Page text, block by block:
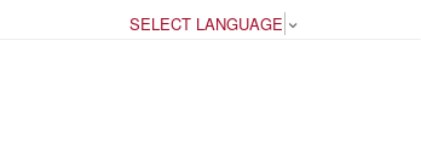
SELECT LANGUAGE